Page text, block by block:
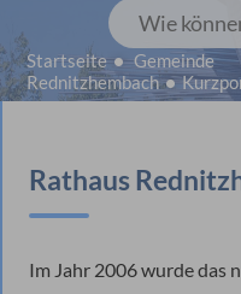
Wie
Startseite
Gemeinde
Rednitzhembach
Rathaus
Im Jahr 2006 wurde das